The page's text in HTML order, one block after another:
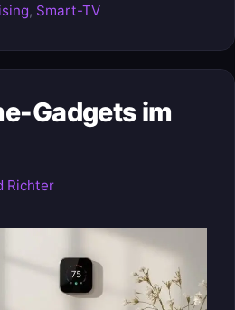
, Smart-TV
Gadgets im
Richter